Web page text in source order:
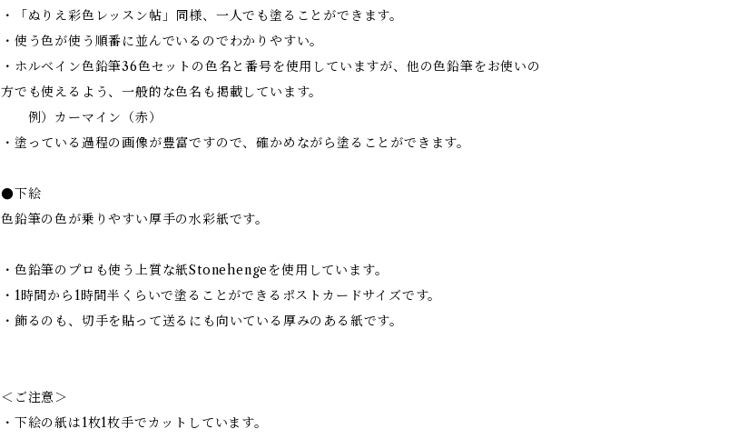
・「ぬりえ彩色レッスン帖」同様、一人でも塗ることができます。
・使う色が使う順番に並んでいるのでわかりやすい。
・ホルベイン色鉛筆36色セットの色名と番号を使用していますが、他の色鉛筆をお使いの
方でも使えるよう、一般的な色名も掲載しています。
例）カーマイン（赤）
・塗っている過程の画像が豊富ですので、確かめながら塗ることができます。
●下絵
色鉛筆の色が乗りやすい厚手の水彩紙です。
・色鉛筆のプロも使う上質な紙Stonehengeを使用しています。
・1時間から1時間半くらいで塗ることができるポストカードサイズです。
・飾るのも、切手を貼って送るにも向いている厚みのある紙です。
＜ご注意＞
・下絵の紙は1枚1枚手でカットしています。